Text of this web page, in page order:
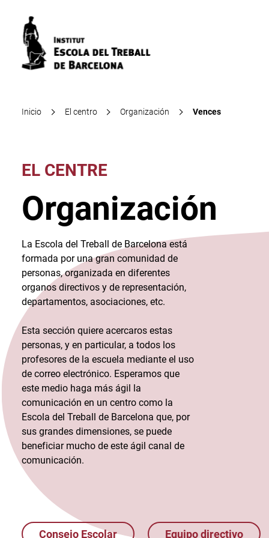
Inicio El centro Organización Vences
EL CENTRE
Organización
La Escola del Treball de Barcelona está
formada por una gran comunidad de
personas, organizada en diferentes
organos directivos y de representación,
departamentos, asociaciones, etc.
Esta sección quiere acercaros estas
personas, y en particular, a todos los
profesores de la escuela mediante el uso
de correo electrónico. Esperamos que
este medio haga más ágil la
comunicación en un centro como la
Escola del Treball de Barcelona que, por
sus grandes dimensiones, se puede
beneficiar mucho de este ágil canal de
comunicación.
Consejo Escolar Equipo directivo